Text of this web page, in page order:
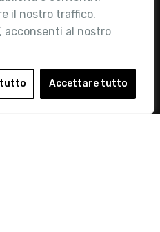
il nostro traffico.
acconsenti al nostro
tutto Accettare tutto